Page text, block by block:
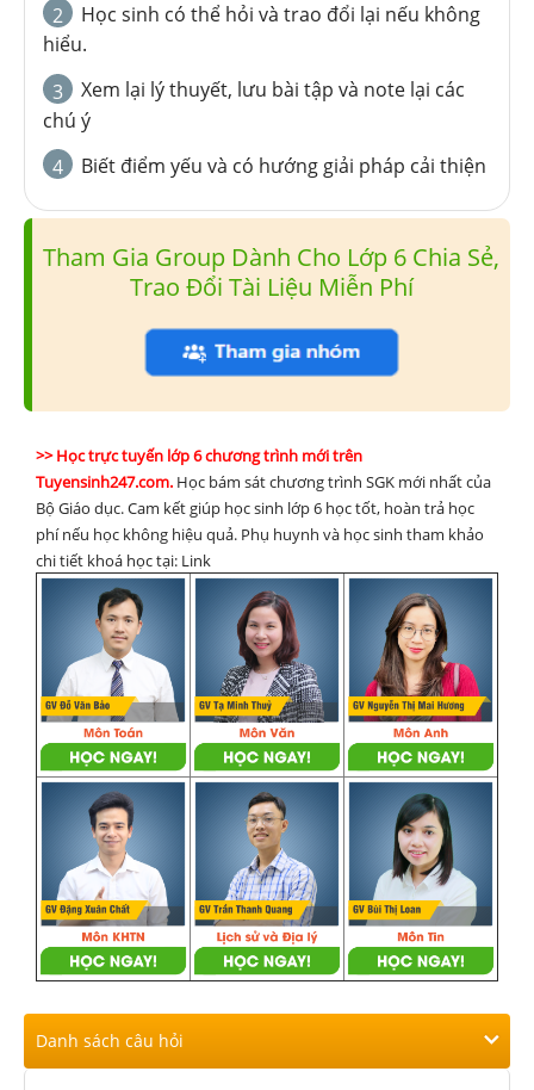
2
Học sinh có thể hỏi và trao đổi lại nếu không
hiểu.
3
Xem lại lý thuyết, lưu bài tập và note lại các
chú ý
4
Biết điểm yếu và có hướng giải pháp cải thiện
Tham Gia Group Dành Cho Lớp 6 Chia Sẻ,
Trao Đổi Tài Liệu Miễn Phí
>> Học trực tuyến lớp 6 chương trình mới trên
Tuyensinh247.com. Học bám sát chương trình SGK mới nhất của
Bộ Giáo dục. Cam kết giúp học sinh lớp 6 học tốt, hoàn trả học
phí nếu học không hiệu quả. Phụ huynh và học sinh tham khảo
chi tiết khoá học tại: Link
Danh sách câu hỏi